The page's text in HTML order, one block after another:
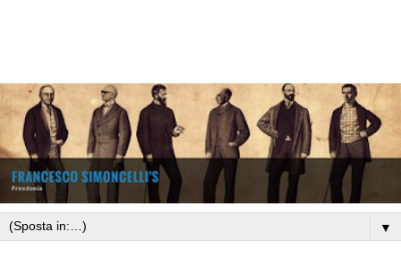
▼